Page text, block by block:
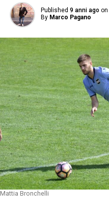
Published 9 anni ago on
By Marco Pagano
Mattia Bronchelli